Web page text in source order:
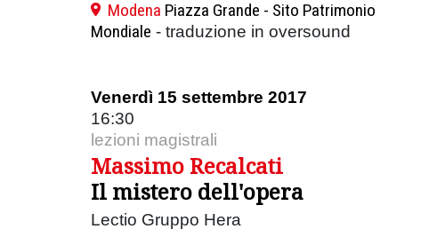
Modena Piazza Grande - Sito Patrimonio
Mondiale - traduzione in oversound
Venerdì 15 settembre 2017
16:30
lezioni magistrali
Massimo Recalcati
Il mistero dell'opera
Lectio Gruppo Hera